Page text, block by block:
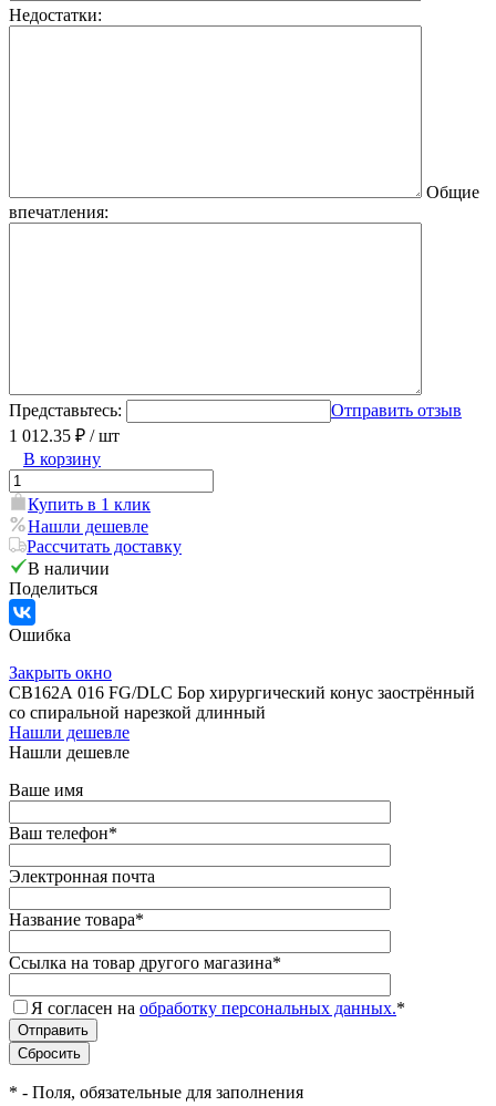
Недостатки:
Общие
впечатления:
Представьтесь:
Отправить отзыв
1 012.35 ₽ / шт
В корзину
Купить в 1 клик
Нашли дешевле
Рассчитать доставку
В наличии
Поделиться
Ошибка
Закрыть окно
CB162А 016 FG/DLC Бор хирургический конус заострённый
со спиральной нарезкой длинный
Нашли дешевле
Нашли дешевле
Ваше имя
Ваш телефон*
Электронная почта
Название товара*
Ссылка на товар другого магазина*
Я согласен на обработку персональных данных.*
* - Поля, обязательные для заполнения